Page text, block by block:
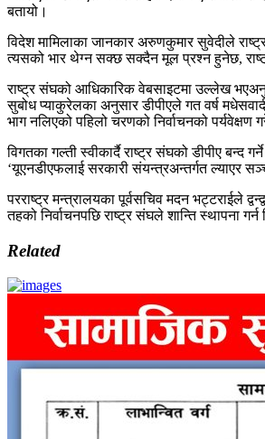
बतायो।
विदेश मामिलाका जानकार अरुणकुमार सुवेदीले
त्यसको भार थेग्न सक्छ सक्दैन मूल प्रश्न हुनेछ,
राष्ट्र संघको आधिकारिक वेबसाइटमा उल्लेख
सुबोध प्याकुरेलका अनुसार डीपीएले गत वर्ष
भाग नलिएको पहिलो चरणको निर्वाचनको
विगतका गल्ती स्वीकार्दै राष्ट्र संघको डीपीए
‘यूएनडीएफलाई सरकारी संयन्त्रअन्तर्गत ल्याएर
परराष्ट्र मन्त्रालयका पूर्वसचिव मदन भट्टराईले
तहको निर्वाचनपछि राष्ट्र संघले शान्ति स्थापना
Related